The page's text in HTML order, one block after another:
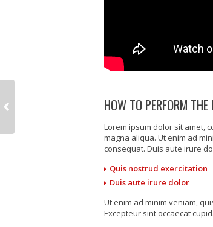
HOW TO PERFORM THE
Lorem ipsum dolor sit amet,
magna aliqua. Ut enim ad
consequat. Duis aute irure
Quis nostrud exercitation
Duis aute irure dolor
Ut enim ad minim veniam,
Excepteur sint occaecat